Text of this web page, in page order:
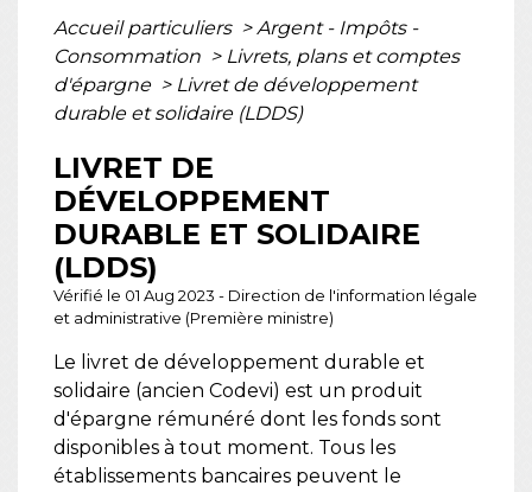
Accueil particuliers > Argent - Impôts -
Consommation > Livrets, plans et comptes
d'épargne > Livret de développement
durable et solidaire (LDDS)
LIVRET DE
DÉVELOPPEMENT
DURABLE ET SOLIDAIRE
(LDDS)
Vérifié le 01 Aug 2023 - Direction de l'information légale
et administrative (Première ministre)
Le livret de développement durable et
solidaire (ancien Codevi) est un produit
d'épargne rémunéré dont les fonds sont
disponibles à tout moment. Tous les
établissements bancaires peuvent le